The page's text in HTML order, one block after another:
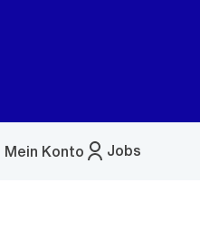
Jobs
Mein Konto
Menü